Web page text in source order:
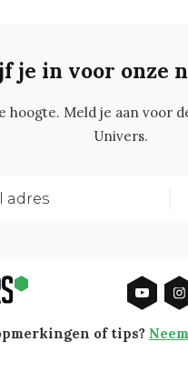
je in voor onze
hoogte. Meld je aan voor
Univers.
of tips?